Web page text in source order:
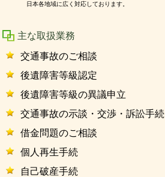
日本各地域に広く対応しております。
主な取扱業務
交通事故のご相談
後遺障害等級認定
後遺障害等級の異議申立
交通事故の示談・交渉・訴訟手続
借金問題のご相談
個人再生手続
自己破産手続